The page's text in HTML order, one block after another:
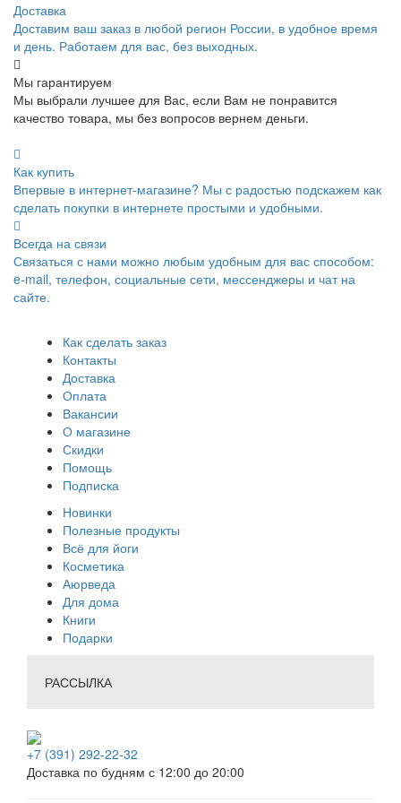
Доставка
Доставим ваш заказ в любой регион России, в удобное время
и день. Работаем для вас, без выходных.
Мы гарантируем
Мы выбрали лучшее для Вас, если Вам не понравится
качество товара, мы без вопросов вернем деньги.
Как купить
Впервые в интернет-магазине? Мы с радостью подскажем как
сделать покупки в интернете простыми и удобными.
Всегда на связи
Связаться с нами можно любым удобным для вас способом:
e-mail, телефон, социальные сети, мессенджеры и чат на
сайте.
Как сделать заказ
Контакты
Доставка
Оплата
Вакансии
О магазине
Скидки
Помощь
Подписка
Новинки
Полезные продукты
Всё для йоги
Косметика
Аюрведа
Для дома
Книги
Подарки
РАССЫЛКА
+7 (391) 292-22-32
Доставка по будням с 12:00 до 20:00